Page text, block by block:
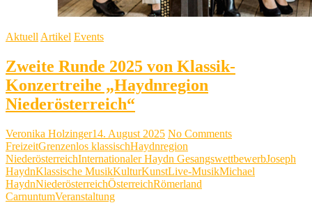
Aktuell Artikel Events
Zweite Runde 2025 von Klassik-
Konzertreihe „Haydnregion
Niederösterreich“
Veronika Holzinger14. August 2025 No Comments
FreizeitGrenzenlos klassischHaydnregion
NiederösterreichInternationaler Haydn GesangswettbewerbJoseph
HaydnKlassische MusikKulturKunstLive-MusikMichael
HaydnNiederösterreichÖsterreichRömerland
CarnuntumVeranstaltung